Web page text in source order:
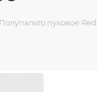
Полупальто пуховое